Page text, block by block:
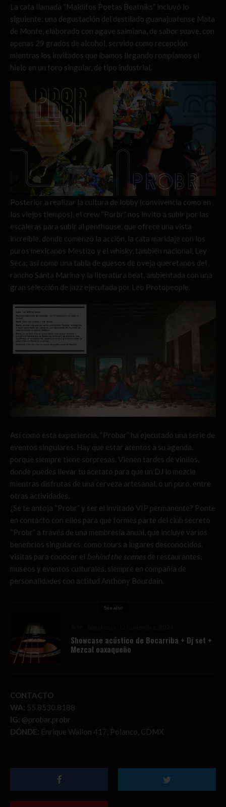
La cata llamada “Malditos Poetas Beatniks” incluyó lo
siguiente: una degustación del destilado guanajuatense Mata
de Monte, elaborado con agave salmiana, de sabor suave, con
apenas 29 grados de alcohol, servido como recepción
mientras los invitados que íbamos llegando rompíamos el
hielo en un foro singular, de tipo industrial.
Posterior a realizar la cultura de lobby (convivencia como en
los viejos tiempos), el crew “Porbr” nos invitó a subir por las
escaleras para subir al penthouse, que ofrece una vista
increíble, donde comenzó la acción, la cata maridaje con los
puros mexicanos Mestizo y el whisky, también nacional, Ley
Seca; así como una tabla de quesos de oveja queretanos del
rancho Santa Marina y la literatura beat, ambientada con una
gran selección de jazz ejecutada por Leo Protopeople.
Así como esta experiencia, “Probar” ha ejecutado una serie de
eventos singulares. Hay que estar atentos a su agenda,
porque siempre tiene sorpresas. Vienen tardes de vinilos,
donde puedes llevar tu acetato para que un DJ lo mezcle
mientras disfrutas de una cerveza artesanal, o un puro, entre
otras actividades.
¿Se te antoja “Probr” y ser el invitado VIP permanente? Ponte
en contacto con ellos para que formes parte del club secreto
“Probr” a través de una membresía anual, que incluye varios
beneficios singulares, como tours a lugares desconocidos,
visitas para conocer el behind the scenes de restaurantes,
museos y eventos culturales, siempre en compañía de
personalidades con actitud Anthony Bourdain.
See also
Showcase acústico de Bocarriba + Dj set +
Mezcal oaxaqueño
CONTACTO
WA: 55.8530.8188
IG: @probar.probr
DÓNDE: Enrique Wallon 417, Polanco, CDMX